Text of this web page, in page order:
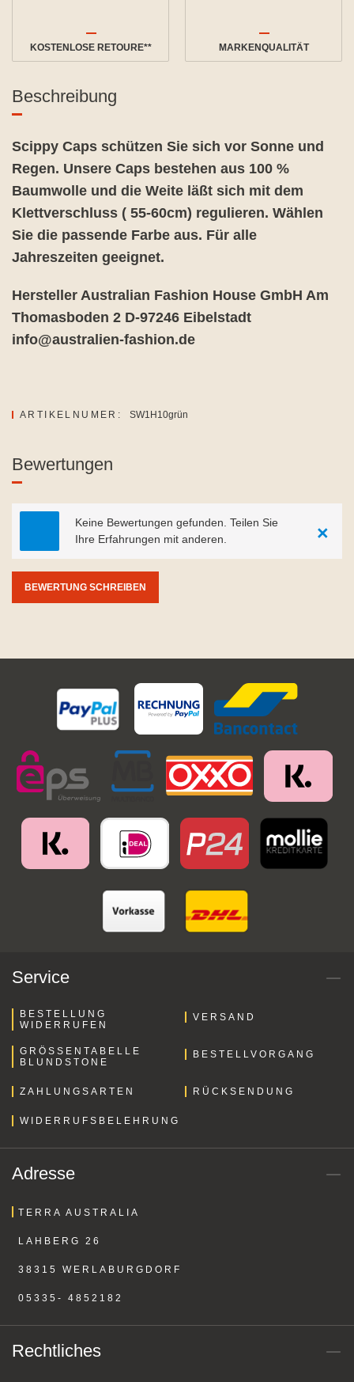
KOSTENLOSE RETOURE** MARKENQUALITÄT
Beschreibung
Scippy Caps schützen Sie sich vor Sonne und
Regen. Unsere Caps bestehen aus 100 %
Baumwolle und die Weite läßt sich mit dem
Klettverschluss ( 55-60cm) regulieren. Wählen
Sie die passende Farbe aus. Für alle
Jahreszeiten geeignet.
Hersteller Australian Fashion House GmbH Am
Thomasboden 2 D-97246 Eibelstadt
info@australien-fashion.de
ARTIKELNUMER: SW1H10grün
Bewertungen
Keine Bewertungen gefunden. Teilen Sie
Ihre Erfahrungen mit anderen.
×
BEWERTUNG SCHREIBEN
Service
BESTELLUNG
WIDERRUFEN
VERSAND
GRÖSSENTABELLE B
LUNDSTONE
BESTELLVORGANG
ZAHLUNGSARTEN RÜCKSENDUNG
WIDERRUFSBELEHRUNG
Adresse
TERRA AUSTRALIA
LAHBERG 26
38315 WERLABURGDORF
05335- 4852182
Rechtliches